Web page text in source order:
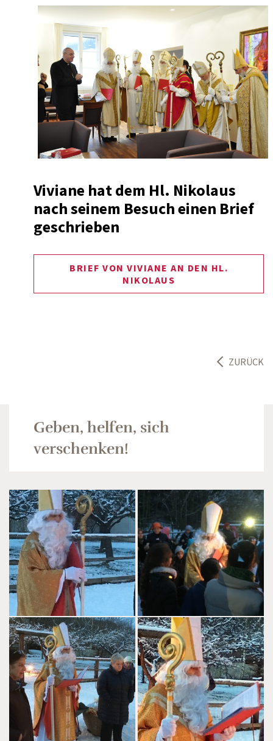
Viviane hat dem Hl. Nikolaus
nach seinem Besuch einen Brief
geschrieben
BRIEF VON VIVIANE AN DEN HL.
NIKOLAUS
ZURÜCK
Geben, helfen, sich
verschenken!